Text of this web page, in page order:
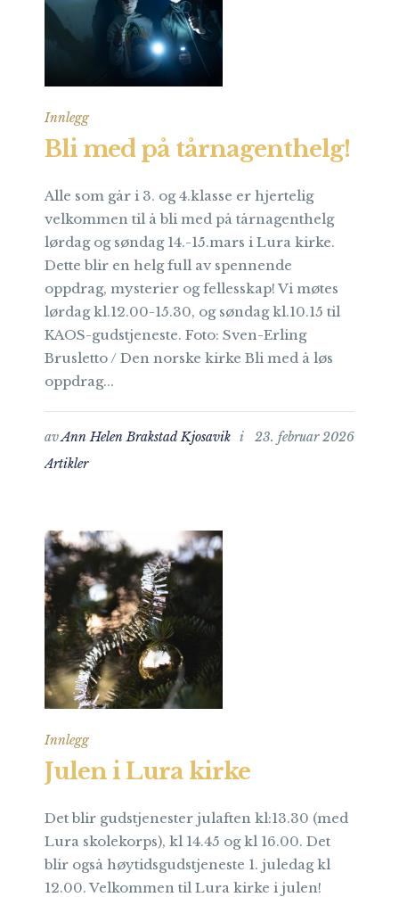
Innlegg
Bli med på tårnagenthelg!
Alle som går i 3. og 4.klasse er hjertelig
velkommen til å bli med på tårnagenthelg
lørdag og søndag 14.-15.mars i Lura kirke.
Dette blir en helg full av spennende
oppdrag, mysterier og fellesskap! Vi møtes
lørdag kl.12.00-15.30, og søndag kl.10.15 til
KAOS-gudstjeneste. Foto: Sven-Erling
Brusletto / Den norske kirke Bli med å løs
oppdrag...
23. februar 2026
avAnn Helen Brakstad Kjosavik i
Artikler
Innlegg
Julen i Lura kirke
Det blir gudstjenester julaften kl:13.30 (med
Lura skolekorps), kl 14.45 og kl 16.00. Det
blir også høytidsgudstjeneste 1. juledag kl
12.00. Velkommen til Lura kirke i julen!